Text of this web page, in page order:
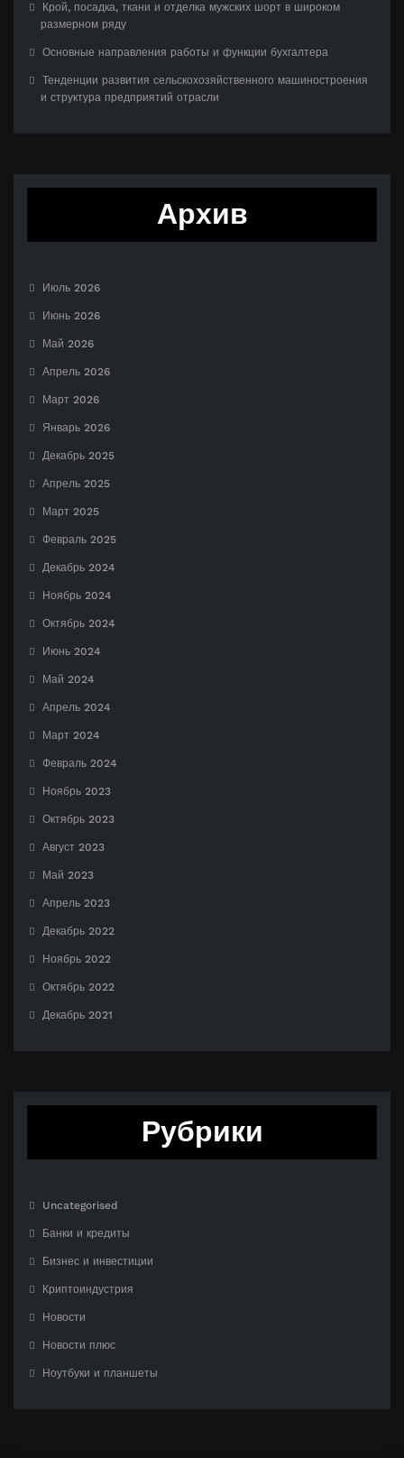
Крой, посадка, ткани и отделка мужских шорт в широком
размерном ряду
Основные направления работы и функции бухгалтера
Тенденции развития сельскохозяйственного машиностроения
и структура предприятий отрасли
Архив
Июль 2026
Июнь 2026
Май 2026
Апрель 2026
Март 2026
Январь 2026
Декабрь 2025
Апрель 2025
Март 2025
Февраль 2025
Декабрь 2024
Ноябрь 2024
Октябрь 2024
Июнь 2024
Май 2024
Апрель 2024
Март 2024
Февраль 2024
Ноябрь 2023
Октябрь 2023
Август 2023
Май 2023
Апрель 2023
Декабрь 2022
Ноябрь 2022
Октябрь 2022
Декабрь 2021
Рубрики
Uncategorised
Банки и кредиты
Бизнес и инвестиции
Криптоиндустрия
Новости
Новости плюс
Ноутбуки и планшеты